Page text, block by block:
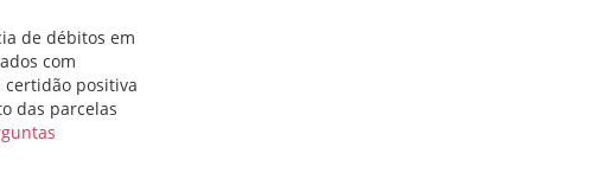
de débitos em
com
positiva
das parcelas